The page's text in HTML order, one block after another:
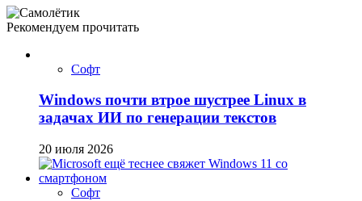
Рекомендуем прочитать
Софт
Windows почти втрое шустрее Linux в
задачах ИИ по генерации текстов
20 июля 2026
Софт